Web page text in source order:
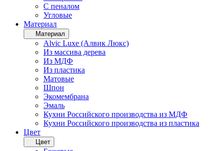
С пеналом
Угловые
Материал
Материал
Alvic Luxe (Алвик Люкс)
Из массива дерева
Из МДФ
Из пластика
Матовые
Шпон
Экомембрана
Эмаль
Кухни Российского производства из МДФ
Кухни Российского производства из пластика
Цвет
Цвет